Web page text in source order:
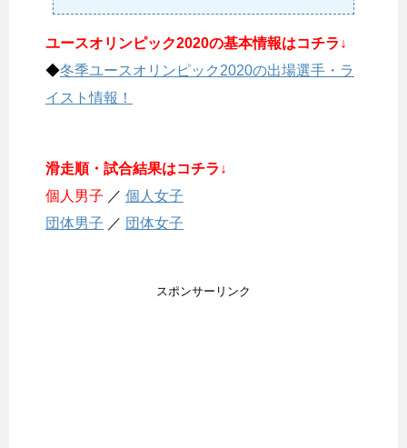
ユースオリンピック2020の基本情報はコチラ↓
◆冬季ユースオリンピック2020の出場選手・ラ
イスト情報！
滑走順・試合結果はコチラ↓
個人男子 ／ 個人女子
団体男子 ／ 団体女子
スポンサーリンク